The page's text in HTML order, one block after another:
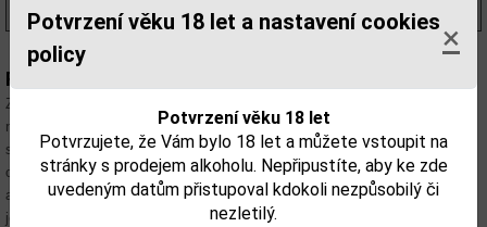
Potvrzení věku 18 let a nastavení cookies
policy
×
Potvrzení věku 18 let
Potvrzujete, že Vám bylo 18 let a můžete vstoupit na
stránky s prodejem alkoholu. Nepřipustíte, aby ke zde
uvedeným datům přistupoval kdokoli nezpůsobilý či
nezletilý.
Popis:
Základem tohoto ŠVESTKOVÉHO LIKÉRU je tříletá Jelínkova slivovice,
náš nejtradičnější destilát. Díky tradičnímu postupu tříletého zrání je
slivovice příjemně zaoblená s podtónem uleželého destilátu. Spojením s
ovocnou švestkovou šťávou se mění charakter silného destilátu na jemný,
aromatický a chuťově výrazný likér. Chuti i vůni dominují švestky, s
jemnými tóny povidel a v pozadí můžeme cítit mandlovou chuť pecky.